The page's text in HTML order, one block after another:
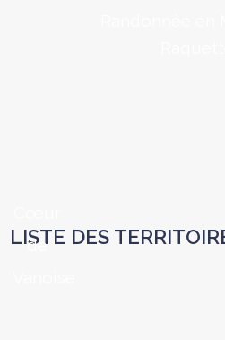
LISTE DES
de